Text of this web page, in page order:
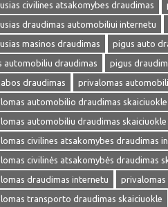
civilines atsakomybes draudimas
draudimas automobiliui internetu
masinos draudimas
pigus auto
automobiliu draudimas
pigus
draudimas
privalomas
automobilio draudimas skaiciuokle
automobiliu draudimas skaiciuokle
civilines atsakomybes draudimas
civilinės atsakomybės draudimas
draudimas internetu
privalomas
transporto draudimas skaiciuokle